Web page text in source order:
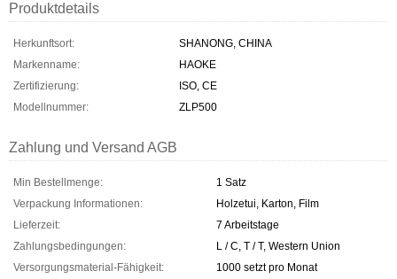
Produktdetails
Herkunftsort:
SHANONG, CHINA
Markenname:
HAOKE
Zertifizierung:
ISO, CE
Modellnummer:
ZLP500
Zahlung und Versand AGB
Min Bestellmenge:
1 Satz
Verpackung Informationen:
Holzetui, Karton, Film
Lieferzeit:
7 Arbeitstage
Zahlungsbedingungen:
L / C, T / T, Western Union
Versorgungsmaterial-Fähigkeit:
1000 setzt pro Monat